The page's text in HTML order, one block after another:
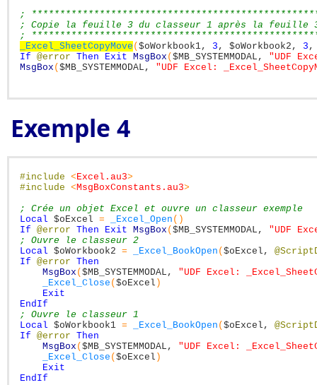
;
; Copie la feuille 3 du classeur 1 après la feuille
;
_Excel_SheetCopyMove ( $oWorkbook1, 3 , $oWorkbook2 , 3 ,
If @error Then Exit MsgBox ( $MB_SYSTEMMODAL ,
"UDF
MsgBox ( $MB_SYSTEMMODAL , "UDF Excel:
Exemple 4
#include <Excel.au3>
#include <MsgBoxConstants.au3>
; Crée un objet Excel et ouvre un classeur exemple
Local $oExcel = _Excel_Open ( )
If @error Then Exit MsgBox ( $MB_SYSTEMMODAL ,
"UDF
; Ouvre le classeur 2
Local $oWorkbook2 = _Excel_BookOpen ( $oExcel ,
If @error Then
MsgBox ( $MB_SYSTEMMODAL ,
"UDF Excel:
_Excel_Close ( $oExcel )
Exit
EndIf
; Ouvre le classeur 1
Local $oWorkbook1 = _Excel_BookOpen ( $oExcel ,
If @error Then
MsgBox ( $MB_SYSTEMMODAL ,
"UDF Excel:
_Excel_Close ( $oExcel )
Exit
EndIf